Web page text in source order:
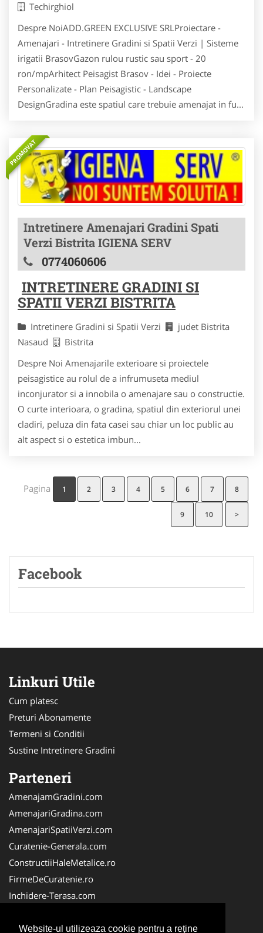
Website-ul utilizeaza cookie pentru a reţine
Techirghiol
Despre NoiADD.GREEN EXCLUSIVE SRLProiectare -
Amenajari - Intretinere Gradini si Spatii Verzi | Sisteme
irigatii BrasovGazon rulou rustic sau sport - 20
ron/mpArhitect Peisagist Brasov - Idei - Proiecte
Personalizate - Plan Peisagistic - Landscape
DesignGradina este spatiul care trebuie amenajat in fu...
PROMOVAT
Intretinere Amenajari Gradini Spati
Verzi Bistrita IGIENA SERV
0774060606
INTRETINERE GRADINI SI
SPATII VERZI BISTRITA
Intretinere Gradini si Spatii Verzi
judet Bistrita
Nasaud
Bistrita
Despre Noi Amenajarile exterioare si proiectele
peisagistice au rolul de a infrumuseta mediul
inconjurator si a innobila o amenajare sau o constructie.
O curte interioara, o gradina, spatiul din exteriorul unei
cladiri, peluza din fata casei sau chiar un loc public au
alt aspect si o estetica imbun...
Pagina 1 2 3 4 5 6 7 8
9 10 >
Facebook
Linkuri Utile
Cum platesc
Preturi Abonamente
Termeni si Conditii
Sustine Intretinere Gradini
Parteneri
AmenajamGradini.com
AmenajariGradina.com
AmenajariSpatiiVerzi.com
Curatenie-Generala.com
ConstructiiHaleMetalice.ro
FirmeDeCuratenie.ro
Inchidere-Terasa.com
PlanteDecorative.com